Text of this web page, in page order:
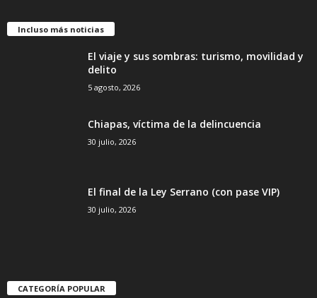
Incluso más noticias
El viaje y sus sombras: turismo, movilidad y
delito
5 agosto, 2026
Chiapas, víctima de la delincuencia
30 julio, 2026
El final de la Ley Serrano (con pase VIP)
30 julio, 2026
CATEGORÍA POPULAR